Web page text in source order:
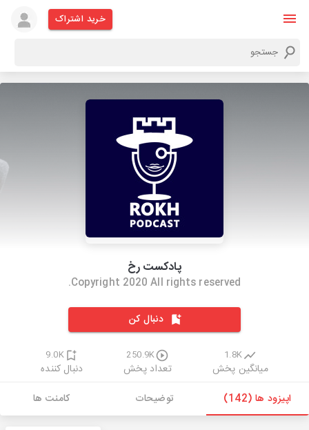
خرید اشتراک
پادکست رخ
Copyright 2020 All rights reserved.
دنبال کن
1.8K
میانگین پخش
250.9K
تعداد پخش
9.0K
دنبال کننده
اپیزود ها (142)
توضیحات کامنت ها